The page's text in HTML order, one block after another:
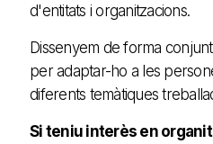
d'entitats i organitzacions.
Dissenyem de forma
per adaptar-ho a les
diferents temàtiques
Si teniu interès en